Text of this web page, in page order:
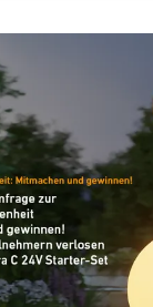
mit
mit der
in die Nutzung
Raumkomfort